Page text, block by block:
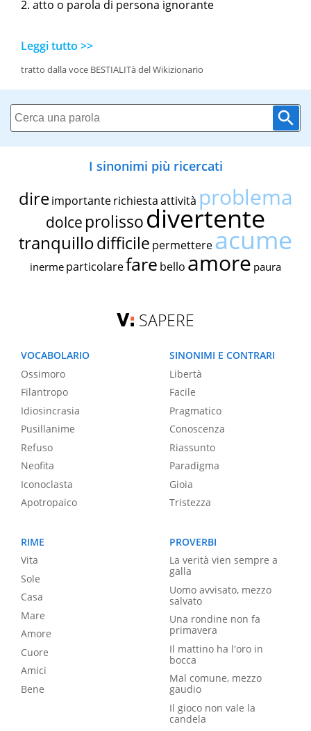
atto o parola di persona ignorante
Leggi tutto >>
tratto dalla voce BESTIALITà del Wikizionario
I sinonimi più ricercati
dire importante richiestaattività problema
dolce prolissodivertente
tranquillodifficile permettereacume
inerme particolarefare bello amore paura
SAPERE
VOCABOLARIO
Ossimoro
Filantropo
Idiosincrasia
Pusillanime
Refuso
Neofita
Iconoclasta
Apotropaico
SINONIMI E CONTRARI
Libertà
Facile
Pragmatico
Conoscenza
Riassunto
Paradigma
Gioia
Tristezza
RIME
Vita
Sole
Casa
Mare
Amore
Cuore
Amici
Bene
PROVERBI
La verità vien sempre a
galla
Uomo avvisato, mezzo
salvato
Una rondine non fa
primavera
Il mattino ha l'oro in
bocca
Mal comune, mezzo
gaudio
Il gioco non vale la
candela